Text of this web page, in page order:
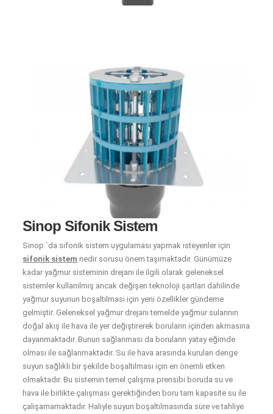
Sinop Sifonik Sistem
Sinop `da sifonik sistem uygulaması yapmak isteyenler için
sifonik sistem nedir sorusu önem taşımaktadır. Günümüze
kadar yağmur sisteminin drejanı ile ilgili olarak geleneksel
sistemler kullanılmış ancak değişen teknoloji şartları dahilinde
yağmur suyunun boşaltılması için yeni özellikler gündeme
gelmiştir. Geleneksel yağmur drejanı temelde yağmur sularının
doğal akış ile hava ile yer değiştirerek boruların içinden akmasına
dayanmaktadır. Bunun sağlanması da boruların yatay eğimde
olması ile sağlanmaktadır. Su ile hava arasında kurulan denge
suyun sağlıklı bir şekilde boşaltılması için en önemli etken
olmaktadır. Bu sistemin temel çalışma prensibi boruda su ve
hava ile birlikte çalışması gerektiğinden boru tam kapasite su ile
çalışamamaktadır. Haliyle suyun boşaltılmasında süre ve tahliye